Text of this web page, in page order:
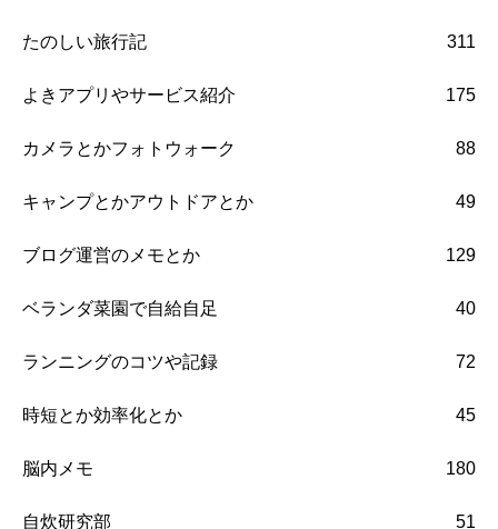
たのしい旅行記 311
よきアプリやサービス紹介 175
カメラとかフォトウォーク 88
キャンプとかアウトドアとか 49
ブログ運営のメモとか 129
ベランダ菜園で自給自足 40
ランニングのコツや記録 72
時短とか効率化とか 45
脳内メモ 180
自炊研究部 51